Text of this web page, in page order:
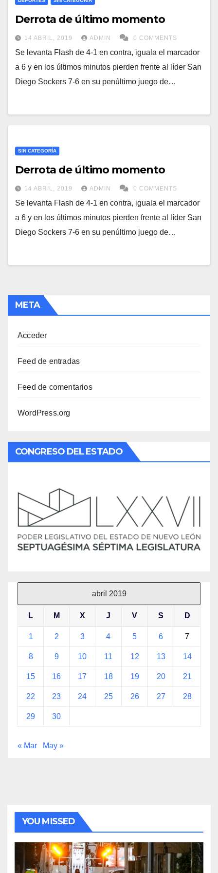
Derrota de último momento
14 ABRIL, 2019 ADMIN 0 COMMENTS
Se levanta Flash de 4-1 en contra, iguala el marcador
a 6 y en los últimos minutos pierden frente al líder San
Diego Sockers 7-6 en su penúltimo juego de…
SIN CATEGORÍA
Derrota de último momento
14 ABRIL, 2019 ADMIN 0 COMMENTS
Se levanta Flash de 4-1 en contra, iguala el marcador
a 6 y en los últimos minutos pierden frente al líder San
Diego Sockers 7-6 en su penúltimo juego de…
META
Acceder
Feed de entradas
Feed de comentarios
WordPress.org
CONGRESO DEL ESTADO
abril 2019
L M X J V S D
1 2 3 4 5 6 7
8 9 10 11 12 13 14
15 16 17 18 19 20 21
22 23 24 25 26 27 28
29 30
« Mar May »
YOU MISSED